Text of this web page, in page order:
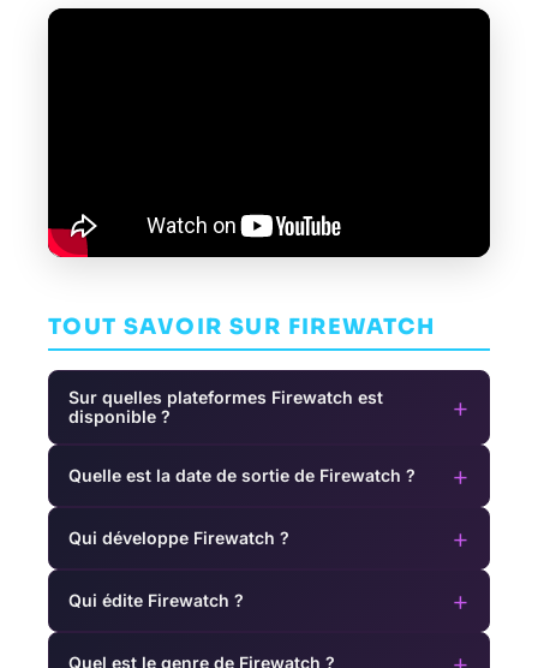
TOUT SAVOIR SUR FIREWATCH
Sur quelles plateformes Firewatch est
disponible ?
+
Quelle est la date de sortie de Firewatch ? +
Qui développe Firewatch ? +
Qui édite Firewatch ? +
Quel est le genre de Firewatch ?